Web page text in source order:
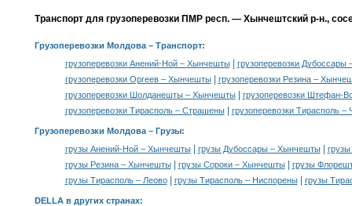
Транспорт для грузоперевозки ПМР респ. — Хынчештский р-н.,
Грузоперевозки Молдова– Транспорт:
грузоперевозки Анений-Ной – Хынчешты|
грузоперевозки
грузоперевозки Оргеев – Хынчешты|
грузоперевозки Резина –
грузоперевозки Шолданешты – Хынчешты|
грузоперевозки Штефан-
грузоперевозки Тирасполь – Страшены| грузоперевозки Тирасполь
Грузоперевозки Молдова – Грузы:
грузы Анений-Ной – Хынчешты| грузы Дубоссары – Хынчешты|
грузы Резина – Хынчешты| грузы Сороки – Хынчешты|
грузы
грузы Тирасполь – Леово| грузы Тирасполь – Ниспорены| грузы
DELLA в других странах: